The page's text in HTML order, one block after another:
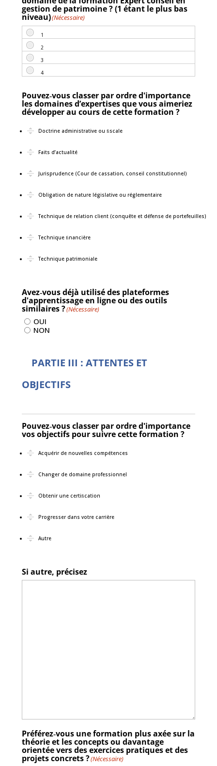
gestion de patrimoine ? (1 étant le plus bas
niveau)(Nécessaire)
Pouvez‐vous classer par ordre d'importance
les domaines d’expertises que vous aimeriez
développer au cours de cette formation ?
Doctrine administrative ou ﬁscale
Faits d’actualité
Jurisprudence (Cour de cassation, conseil constitutionnel)
Obligation de nature législative ou réglementaire
Technique de relation client (conquête et défense de portefeuilles)
Technique ﬁnancière
Technique patrimoniale
Avez‐vous déjà utilisé des plateformes
d'apprentissage en ligne ou des outils
similaires ?(Nécessaire)
OUI
NON
PARTIE III : ATTENTES ET
OBJECTIFS
Pouvez‐vous classer par ordre d'importance
vos objectifs pour suivre cette formation ?
Acquérir de nouvelles compétences
Changer de domaine professionnel
Obtenir une certiﬁcation
Progresser dans votre carrière
Autre
Si autre, précisez
Préférez‐vous une formation plus axée sur la
théorie et les concepts ou davantage
orientée vers des exercices pratiques et des
projets concrets ?(Nécessaire)